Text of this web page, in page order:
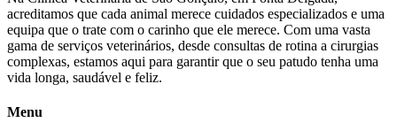
acreditamos que cada animal merece cuidados especializados e uma
equipa que o trate com o carinho que ele merece. Com uma vasta
gama de serviços veterinários, desde consultas de rotina a cirurgias
complexas, estamos aqui para garantir que o seu patudo tenha uma
vida longa, saudável e feliz.
Menu